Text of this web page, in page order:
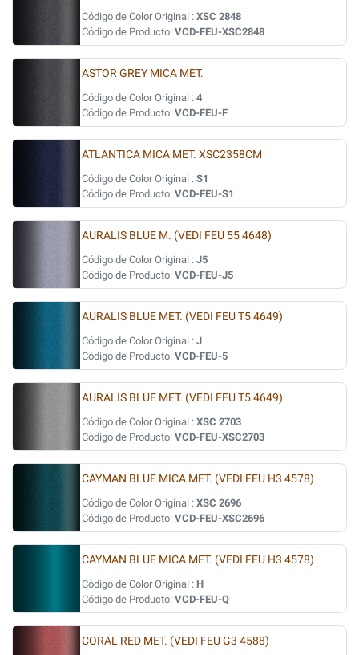
Código de Color Original : XSC 2848
Código de Producto: VCD-FEU-XSC2848
ASTOR GREY MICA MET.
Código de Color Original : 4
Código de Producto: VCD-FEU-F
ATLANTICA MICA MET. XSC2358CM
Código de Color Original : S1
Código de Producto: VCD-FEU-S1
AURALIS BLUE M. (VEDI FEU 55 4648)
Código de Color Original : J5
Código de Producto: VCD-FEU-J5
AURALIS BLUE MET. (VEDI FEU T5 4649)
Código de Color Original : J
Código de Producto: VCD-FEU-5
AURALIS BLUE MET. (VEDI FEU T5 4649)
Código de Color Original : XSC 2703
Código de Producto: VCD-FEU-XSC2703
CAYMAN BLUE MICA MET. (VEDI FEU H3 4578)
Código de Color Original : XSC 2696
Código de Producto: VCD-FEU-XSC2696
CAYMAN BLUE MICA MET. (VEDI FEU H3 4578)
Código de Color Original : H
Código de Producto: VCD-FEU-Q
CORAL RED MET. (VEDI FEU G3 4588)